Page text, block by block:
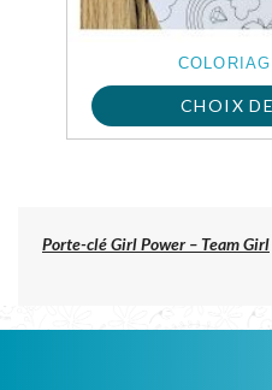
CHOIX
Ce
a
variations.
DE
Previous
Porte-clé Girl Power – Team Girl